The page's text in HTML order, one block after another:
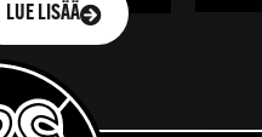
LUE LISÄÄ